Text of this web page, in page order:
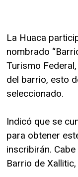
La Huaca
nombrado
Turismo
del barrio, esto
seleccionado.
Indicó que se
para obtener
inscribirán.
Barrio de